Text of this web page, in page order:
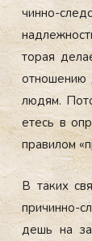
чин­но-
торая
от­но­шению
лю­дям.
етесь в
пра­вилом
В та­ких
при­чин­но-
дешь на